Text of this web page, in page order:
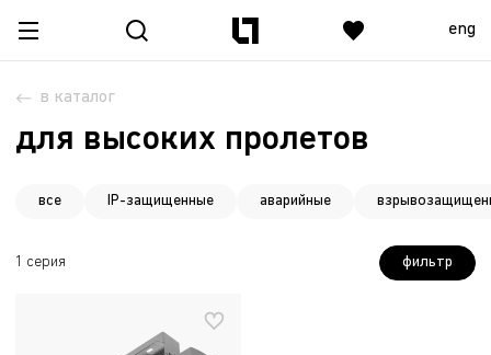
eng
в каталог
для высоких пролетов
все IP-защищенные аварийные
1 серия фильтр